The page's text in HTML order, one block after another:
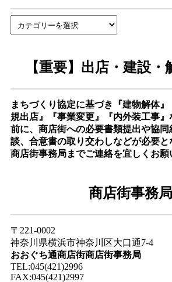
テ
【重要】出店・建設・
まちづくり協定に基づき『建物解体
規出店』『事業変更』『内外装工事
前に、商店街への必要書類提出や協
談、合意書の取り交わしなどが必要と
商店街事務局までご連絡を宜しくお願
商店街事務局
〒221-0002
神奈川県横浜市神奈川区大口通7-4
おおぐち通商店街商店街事務局
TEL:045(421)2996
FAX:045(421)2997